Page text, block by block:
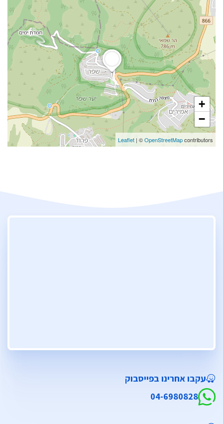
+
−
Leaflet | ©OpenStreetMapcontributors
עקבו אחרינו בפייסבוק
04-6980828